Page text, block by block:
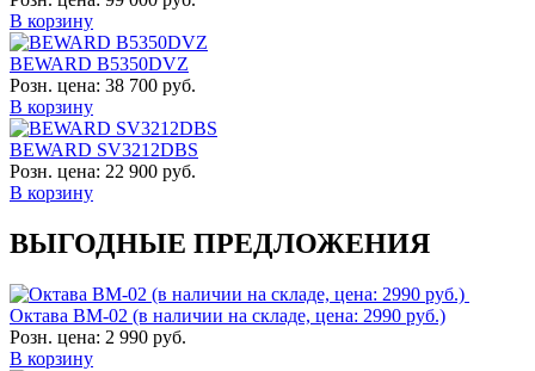
В корзину
BEWARD B5350DVZ
Розн. цена: 38 700 руб.
В корзину
BEWARD SV3212DBS
Розн. цена: 22 900 руб.
В корзину
ВЫГОДНЫЕ ПРЕДЛОЖЕНИЯ
Октава ВМ-02 (в наличии на складе, цена: 2990 руб.)
Розн. цена: 2 990 руб.
В корзину